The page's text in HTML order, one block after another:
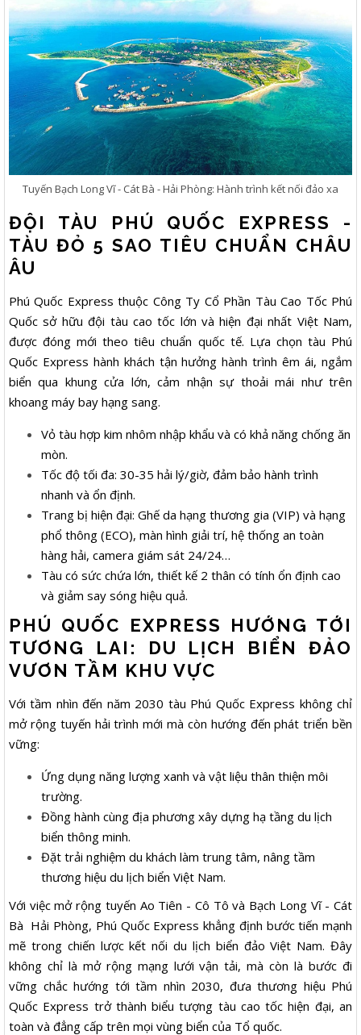
Tuyến Bạch Long Vĩ - Cát Bà - Hải Phòng: Hành trình kết nối đảo xa
ĐỘI TÀU PHÚ QUỐC EXPRESS -
TÀU ĐỎ 5 SAO TIÊU CHUẨN CHÂU
ÂU
Phú Quốc Express thuộc Công Ty Cổ Phần Tàu Cao Tốc Phú
Quốc sở hữu đội tàu cao tốc lớn và hiện đại nhất Việt Nam,
được đóng mới theo tiêu chuẩn quốc tế. Lựa chọn tàu Phú
Quốc Express hành khách tận hưởng hành trình êm ái, ngắm
biển qua khung cửa lớn, cảm nhận sự thoải mái như trên
khoang máy bay hạng sang.
Vỏ tàu hợp kim nhôm nhập khẩu và có khả năng chống ăn
mòn.
Tốc độ tối đa: 30-35 hải lý/giờ, đảm bảo hành trình
nhanh và ổn định.
Trang bị hiện đại: Ghế da hạng thương gia (VIP) và hạng
phổ thông (ECO), màn hình giải trí, hệ thống an toàn
hàng hải, camera giám sát 24/24…
Tàu có sức chứa lớn, thiết kế 2 thân có tính ổn định cao
và giảm say sóng hiệu quả.
PHÚ QUỐC EXPRESS HƯỚNG TỚI
TƯƠNG LAI: DU LỊCH BIỂN ĐẢO
VƯƠN TẦM KHU VỰC
Với tầm nhìn đến năm 2030 tàu Phú Quốc Express không chỉ
mở rộng tuyến hải trình mới mà còn hướng đến phát triển bền
vững:
Ứng dụng năng lượng xanh và vật liệu thân thiện môi
trường.
Đồng hành cùng địa phương xây dựng hạ tầng du lịch
biển thông minh.
Đặt trải nghiệm du khách làm trung tâm, nâng tầm
thương hiệu du lịch biển Việt Nam.
Với việc mở rộng tuyến Ao Tiên - Cô Tô và Bạch Long Vĩ - Cát
Bà Hải Phòng, Phú Quốc Express khẳng định bước tiến mạnh
mẽ trong chiến lược kết nối du lịch biển đảo Việt Nam. Đây
không chỉ là mở rộng mạng lưới vận tải, mà còn là bước đi
vững chắc hướng tới tầm nhìn 2030, đưa thương hiệu Phú
Quốc Express trở thành biểu tượng tàu cao tốc hiện đại, an
toàn và đẳng cấp trên mọi vùng biển của Tổ quốc.